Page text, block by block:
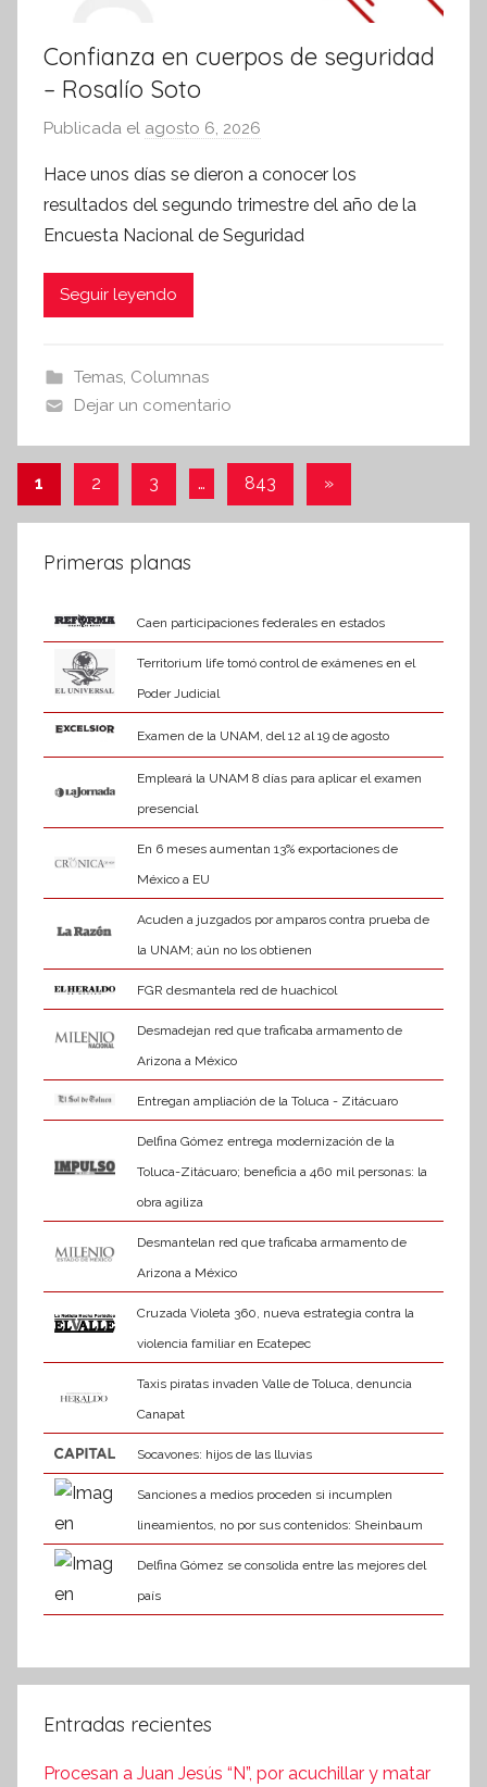
Confianza en cuerpos de seguridad
– Rosalío Soto
Publicada el agosto 6, 2026
r
S
í
n
f
o
t
i
Hace unos días se dieron a conocer los
resultados del segundo trimestre del año de la
Encuesta Nacional de Seguridad
Seguir leyendo
Temas, Columnas
Dejar un comentario
Paginación
de
entradas
1 2 3 … 843
Entradas
»
Primeras planas
Caen participaciones federales en estados
Territorium life tomó control de exámenes en el
Poder Judicial
Examen de la UNAM, del 12 al 19 de agosto
Empleará la UNAM 8 días para aplicar el examen
presencial
En 6 meses aumentan 13% exportaciones de
México a EU
Acuden a juzgados por amparos contra prueba de
la UNAM; aún no los obtienen
FGR desmantela red de huachicol
Desmadejan red que traficaba armamento de
Arizona a México
Entregan ampliación de la Toluca - Zitácuaro
Delfina Gómez entrega modernización de la
Toluca-Zitácuaro; beneficia a 460 mil personas: la
obra agiliza
Desmantelan red que traficaba armamento de
Arizona a México
Cruzada Violeta 360, nueva estrategia contra la
violencia familiar en Ecatepec
Taxis piratas invaden Valle de Toluca, denuncia
Canapat
Socavones: hijos de las lluvias
Sanciones a medios proceden si incumplen
lineamientos, no por sus contenidos: Sheinbaum
Delfina Gómez se consolida entre las mejores del
país
Entradas recientes
Procesan a Juan Jesús “N”, por acuchillar y matar